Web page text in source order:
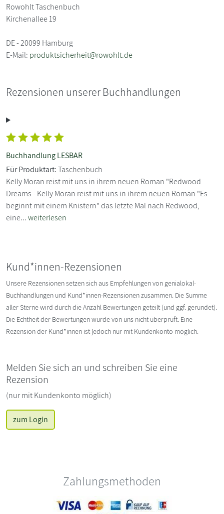
Rowohlt Taschenbuch
Kirchenallee 19
DE - 20099 Hamburg
E-Mail: produktsicherheit@rowohlt.de
Rezensionen unserer Buchhandlungen
Buchhandlung LESBAR
Für Produktart:Taschenbuch
Kelly Moran reist mit uns in ihrem neuen Roman "Redwood
Dreams - Kelly Moran reist mit uns in ihrem neuen Roman "Es
beginnt mit einem Knistern" das letzte Mal nach Redwood,
eine...weiterlesen
Kund*innen-Rezensionen
Unsere Rezensionen setzen sich aus Empfehlungen von genialokal-
Buchhandlungen und Kund*innen-Rezensionen zusammen. Die Summe
aller Sterne wird durch die Anzahl Bewertungen geteilt (und ggf. gerundet).
Die Echtheit der Bewertungen wurde von uns nicht überprüft. Eine
Rezension der Kund*innen ist jedoch nur mit Kundenkonto möglich.
Melden Sie sich an und schreiben Sie eine
Rezension
(nur mit Kundenkonto möglich)
zum Login
Zahlungsmethoden